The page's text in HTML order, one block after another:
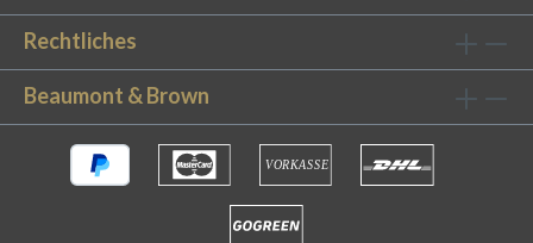
Rechtliches
Beaumont & Brown